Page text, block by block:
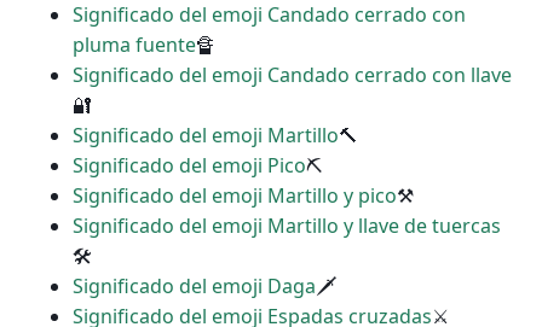
Significado del emoji Candado cerrado con
pluma fuente🔏
Significado del emoji Candado cerrado con llave
🔐
Significado del emoji Martillo🔨
Significado del emoji Pico⛏
Significado del emoji Martillo y pico⚒
Significado del emoji Martillo y llave de tuercas
🛠
Significado del emoji Daga🗡
Significado del emoji Espadas cruzadas⚔